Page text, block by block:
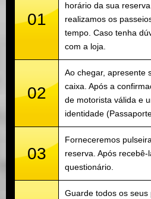
01
horário da sua
realizamos os
tempo. Caso tenha
com a loja.
02
Ao chegar, apresente
caixa. Após a
de motorista válida e
identidade
03
Forneceremos
reserva. Após
questionário.
Guarde todos os